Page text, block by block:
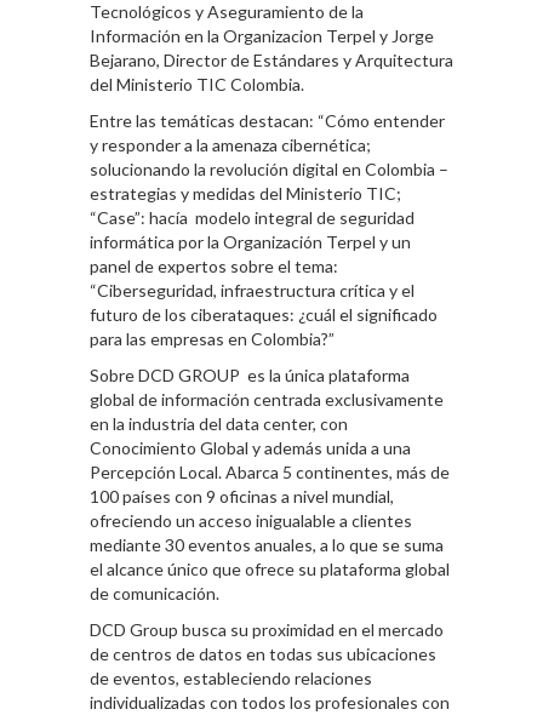
Tecnológicos y Aseguramiento de la
Información en la Organizacion Terpel y Jorge
Bejarano, Director de Estándares y Arquitectura
del Ministerio TIC Colombia.
Entre las temáticas destacan: “Cómo entender
y responder a la amenaza cibernética;
solucionando la revolución digital en Colombia –
estrategias y medidas del Ministerio TIC;
“Case”: hacía modelo integral de seguridad
informática por la Organización Terpel y un
panel de expertos sobre el tema:
“Ciberseguridad, infraestructura crítica y el
futuro de los ciberataques: ¿cuál el significado
para las empresas en Colombia?”
Sobre DCD GROUP es la única plataforma
global de información centrada exclusivamente
en la industria del data center, con
Conocimiento Global y además unida a una
Percepción Local. Abarca 5 continentes, más de
100 países con 9 oficinas a nivel mundial,
ofreciendo un acceso inigualable a clientes
mediante 30 eventos anuales, a lo que se suma
el alcance único que ofrece su plataforma global
de comunicación.
DCD Group busca su proximidad en el mercado
de centros de datos en todas sus ubicaciones
de eventos, estableciendo relaciones
individualizadas con todos los profesionales con